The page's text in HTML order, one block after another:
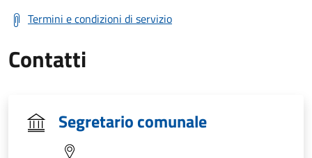
Termini e condizioni di servizio
Contatti
Segretario comunale